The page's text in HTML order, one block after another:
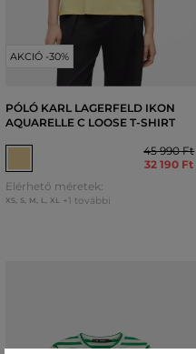
AKCIÓ -30%
PÓLÓ KARL LAGERFELD IKON
AQUARELLE C LOOSE T-SHIRT
45 990 Ft
32 190 Ft
Elérhető méretek:
XS, S, M, L, XL +1 további